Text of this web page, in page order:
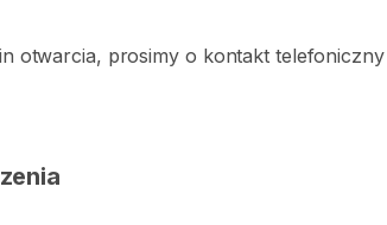
otwarcia​,​ prosimy o kontakt telefoniczny